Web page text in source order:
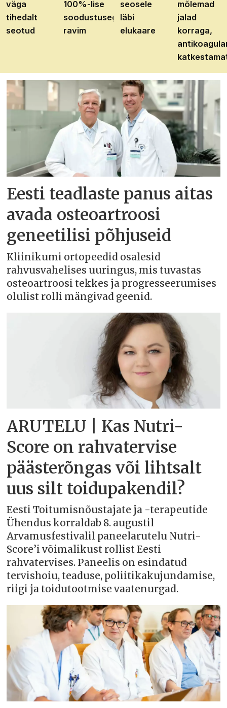
väga
tihedalt
seotud
100%-lise
soodustusega
ravim
seosele
läbi
elukaare
mõlemad
jalad
korraga,
Eesti teadlaste panus aitas
avada osteoartroosi
geneetilisi põhjuseid
Kliinikumi ortopeedid osalesid
rahvusvahelises uuringus, mis tuvastas
osteoartroosi tekkes ja progresseerumises
olulist rolli mängivad geenid.
ARUTELU | Kas Nutri-
Score on rahvatervise
päästerõngas või lihtsalt
uus silt toidupakendil?
Eesti Toitumisnõustajate ja -terapeutide
Ühendus korraldab 8. augustil
Arvamusfestivalil paneelarutelu Nutri-
Score’i võimalikust rollist Eesti
rahvatervises. Paneelis on esindatud
tervishoiu, teaduse, poliitikakujundamise,
riigi ja toidutootmise vaatenurgad.